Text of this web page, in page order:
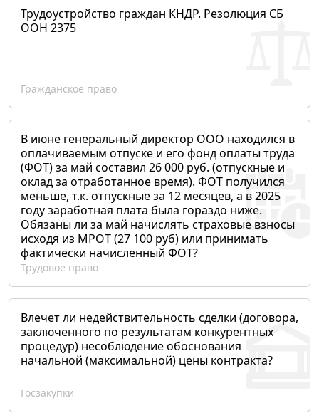
Трудоустройство граждан КНДР. Резолюция СБ
ООН 2375
Гражданское право
В июне генеральный директор ООО находился в
оплачиваемым отпуске и его фонд оплаты труда
(ФОТ) за май составил 26 000 руб. (отпускные и
оклад за отработанное время). ФОТ получился
меньше, т.к. отпускные за 12 месяцев, а в 2025
году заработная плата была гораздо ниже.
Обязаны ли за май начислять страховые взносы
исходя из МРОТ (27 100 руб) или принимать
фактически начисленный ФОТ?
Трудовое право
Влечет ли недействительность сделки (договора,
заключенного по результатам конкурентных
процедур) несоблюдение обоснования
начальной (максимальной) цены контракта?
Госзакупки